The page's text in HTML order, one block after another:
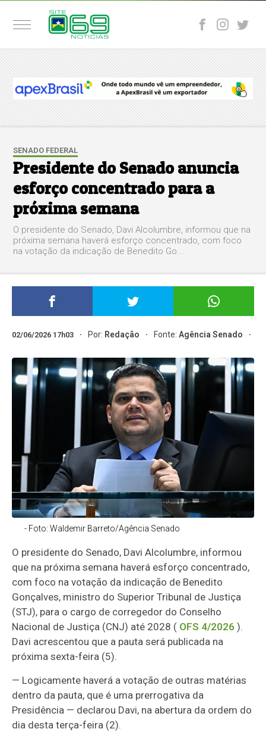
SENADO FEDERAL
Presidente do Senado anuncia
esforço concentrado para a
próxima semana
O presidente do Senado, Davi Alcolumbre, informou que na
próxima semana haverá esforço concentrado, com foco
na votação da indicação de Benedito Go...
02/06/2026 17h03 Por: Redação Fonte:Agência Senado
- Foto: Waldemir Barreto/Agência Senado
O presidente do Senado, Davi Alcolumbre, informou
que na próxima semana haverá esforço concentrado,
com foco na votação da indicação de Benedito
Gonçalves, ministro do Superior Tribunal de Justiça
(STJ), para o cargo de corregedor do Conselho
Nacional de Justiça (CNJ) até 2028 ( OFS 4/2026 ).
Davi acrescentou que a pauta será publicada na
próxima sexta-feira (5).
— Logicamente haverá a votação de outras matérias
dentro da pauta, que é uma prerrogativa da
Presidência — declarou Davi, na abertura da ordem do
dia desta terça-feira (2).